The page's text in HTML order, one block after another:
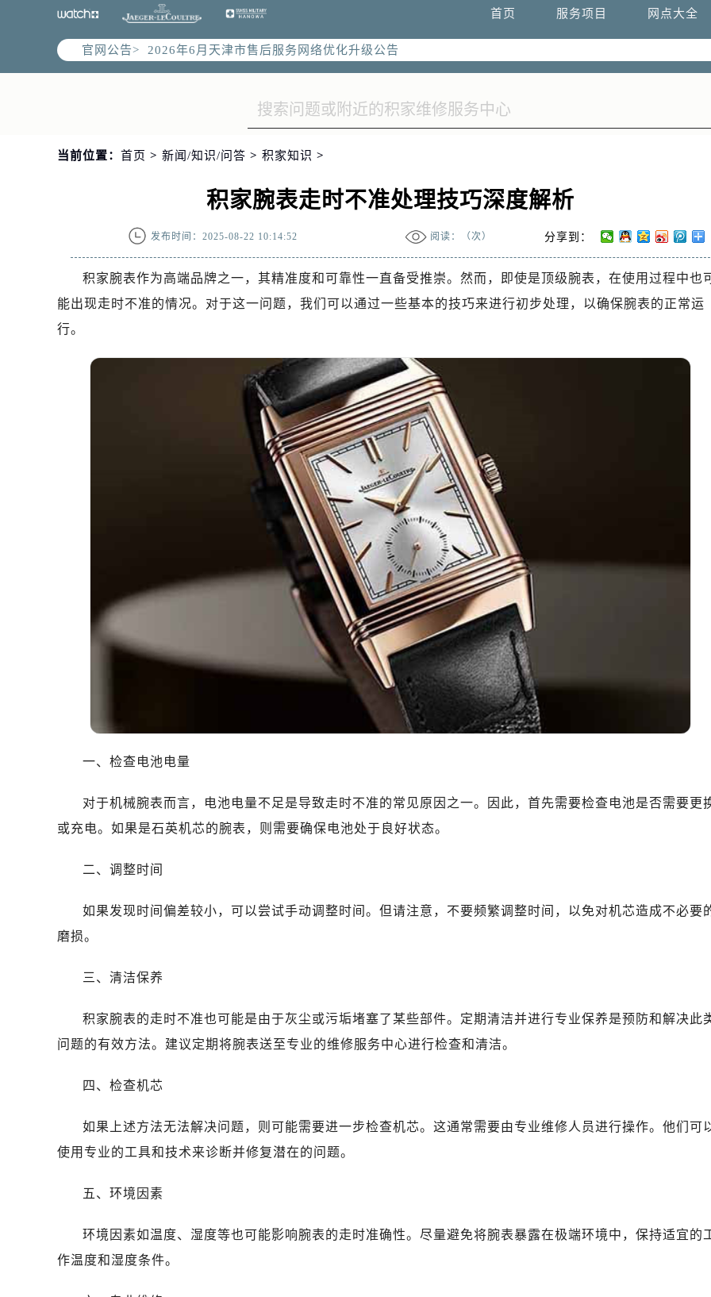
首页 服务项目 网点大全
官网公告>
2026年6月天津市售后服务网络优化升级公告
2026年6月天津市官方售后客户服务热线：
天津市和平区赤峰道136号天津国际金融中心写字楼26层2603室（需提前预约）
节假日正常营业！
当前位置： 首页 > 新闻/知识/问答 > 积家知识 >
积家腕表走时不准处理技巧深度解析
发布时间：2025-08-22 10:14:52 阅读：（次） 分享到：
积家腕表作为高端品牌之一，其精准度和可靠性一直备受推崇。然而，即使是顶级腕表，在使用过程中也
能出现走时不准的情况。对于这一问题，我们可以通过一些基本的技巧来进行初步处理，以确保腕表的正常运
行。
一、检查电池电量
对于机械腕表而言，电池电量不足是导致走时不准的常见原因之一。因此，首先需要检查电池是否需要更
或充电。如果是石英机芯的腕表，则需要确保电池处于良好状态。
二、调整时间
如果发现时间偏差较小，可以尝试手动调整时间。但请注意，不要频繁调整时间，以免对机芯造成不必要
磨损。
三、清洁保养
积家腕表的走时不准也可能是由于灰尘或污垢堵塞了某些部件。定期清洁并进行专业保养是预防和解决此
问题的有效方法。建议定期将腕表送至专业的维修服务中心进行检查和清洁。
四、检查机芯
如果上述方法无法解决问题，则可能需要进一步检查机芯。这通常需要由专业维修人员进行操作。他们可
使用专业的工具和技术来诊断并修复潜在的问题。
五、环境因素
环境因素如温度、湿度等也可能影响腕表的走时准确性。尽量避免将腕表暴露在极端环境中，保持适宜的
作温度和湿度条件。